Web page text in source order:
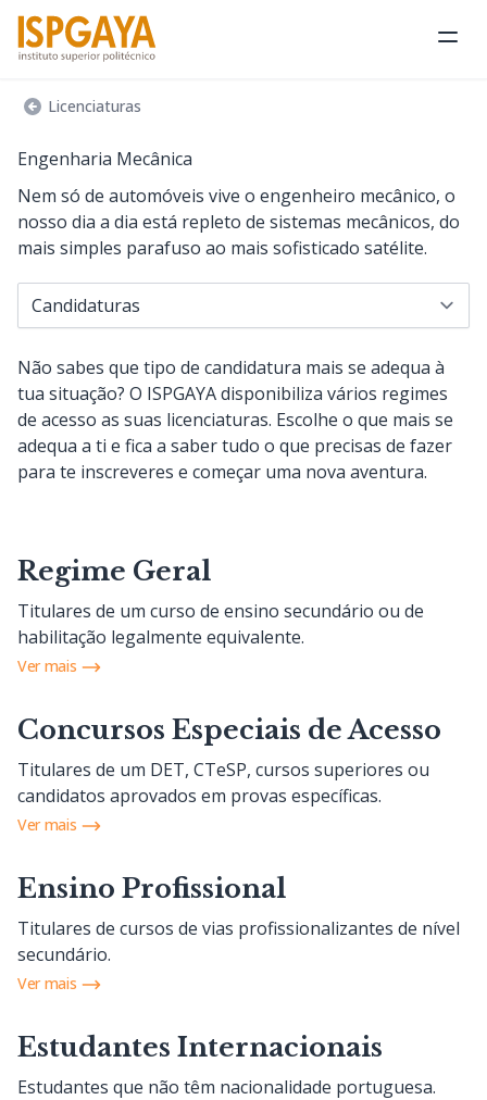
Licenciaturas
Engenharia Mecânica
Nem só de automóveis vive o engenheiro mecânico, o
nosso dia a dia está repleto de sistemas mecânicos, do
mais simples parafuso ao mais sofisticado satélite.
Navegar para...
Não sabes que tipo de candidatura mais se adequa à
tua situação? O ISPGAYA disponibiliza vários regimes
de acesso as suas licenciaturas. Escolhe o que mais se
adequa a ti e fica a saber tudo o que precisas de fazer
para te inscreveres e começar uma nova aventura.
Regime Geral
Titulares de um curso de ensino secundário ou de
habilitação legalmente equivalente.
Ver mais
Concursos Especiais de Acesso
Titulares de um DET, CTeSP, cursos superiores ou
candidatos aprovados em provas específicas.
Ver mais
Ensino Profissional
Titulares de cursos de vias profissionalizantes de nível
secundário.
Ver mais
Estudantes Internacionais
Estudantes que não têm nacionalidade portuguesa.